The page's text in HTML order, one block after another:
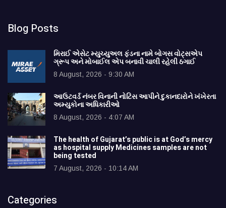
Blog Posts
મિરાઈ એસેટ મ્યુચ્યુઅલ ફંડના નામે બોગસ વોટ્સએપ
ગ્રૂપ અને મોબાઈલ એપ બનાવી ચાલી રહેલી ઠગાઈ
8 August, 2026 - 9:30 AM
આઉટવર્ડ નંબર વિનાની નોટિસ આપીને દુકાનદારોને ખંખેરતા
અમ્યુકોના અધિકારીઓ
8 August, 2026 - 4:07 AM
The health of Gujarat’s public is at God’s mercy
as hospital supply Medicines samples are not
being tested
7 August, 2026 - 10:14 AM
Categories